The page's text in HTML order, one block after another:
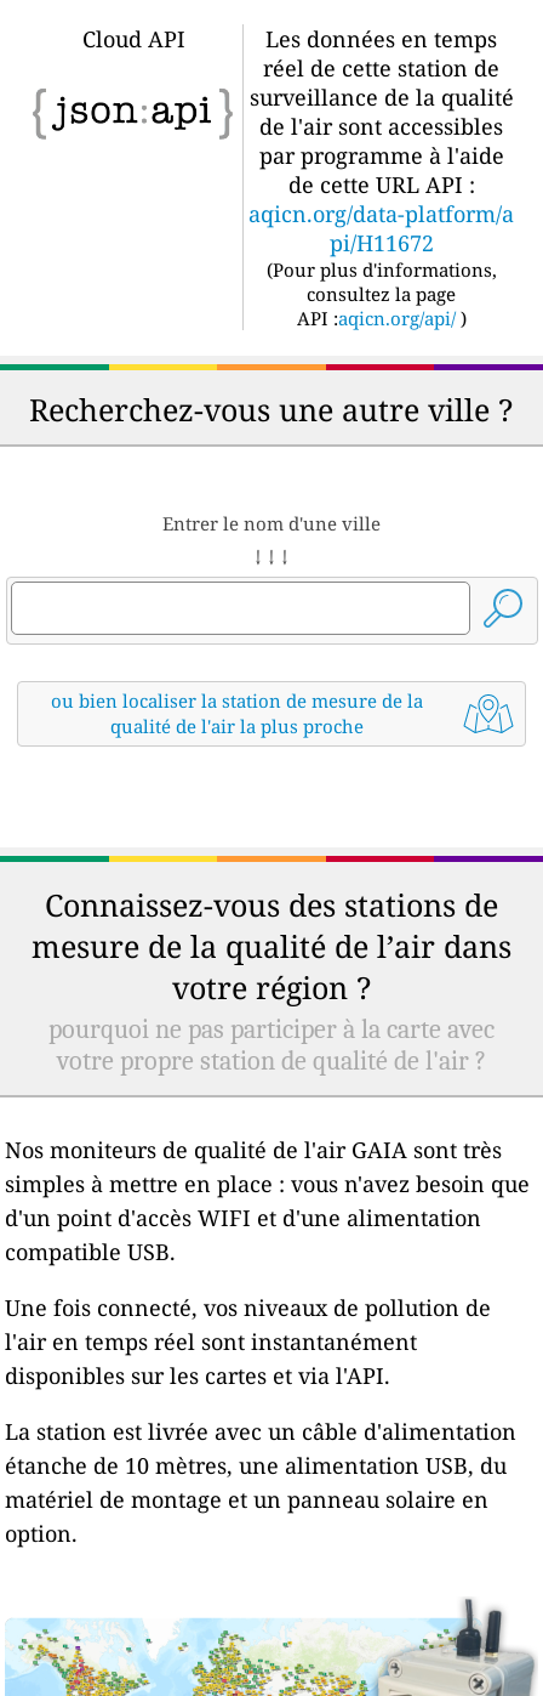
Cloud API
Les données en temps
réel de cette station de
surveillance de la qualité
de l'air sont accessibles
par programme à l'aide
de cette URL API :
aqicn.org/data-platform/a
pi/H11672
(Pour plus d'informations,
consultez la page
API :aqicn.org/api/ )
Recherchez-vous une autre ville ?
Entrer le nom d'une ville
↓ ↓ ↓
ou bien localiser la station de mesure de la
qualité de l'air la plus proche
Connaissez-vous des stations de
mesure de la qualité de l’air dans
votre région ?
pourquoi ne pas participer à la carte avec
votre propre station de qualité de l'air ?
Nos moniteurs de qualité de l'air GAIA sont très
simples à mettre en place : vous n'avez besoin que
d'un point d'accès WIFI et d'une alimentation
compatible USB.
Une fois connecté, vos niveaux de pollution de
l'air en temps réel sont instantanément
disponibles sur les cartes et via l'API.
La station est livrée avec un câble d'alimentation
étanche de 10 mètres, une alimentation USB, du
matériel de montage et un panneau solaire en
option.